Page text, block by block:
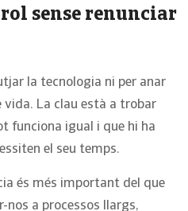
sense renunciar
la tecnologia ni per anar
vida. La clau està a trobar
funciona igual i que hi ha
el seu temps.
és més important del que
nos a processos llargs,